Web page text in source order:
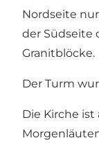
Nordseite
der Südseite
Granitblöcke.
Der Turm
Die Kirche